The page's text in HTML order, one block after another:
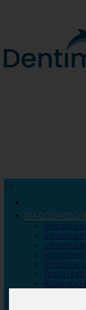
Fixační
Absorpční